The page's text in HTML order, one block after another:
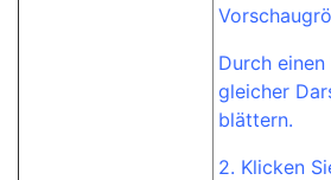
Durch
gleicher
blättern.
2. Klicken